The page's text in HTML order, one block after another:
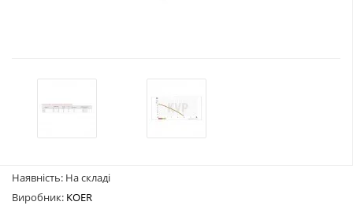
Наявність: На складі
Виробник: KOER